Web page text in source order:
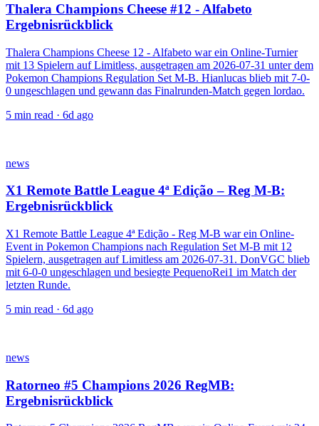
Thalera Champions Cheese #12 - Alfabeto
Ergebnisrückblick
Thalera Champions Cheese 12 - Alfabeto war ein Online-Turnier
mit 13 Spielern auf Limitless, ausgetragen am 2026-07-31 unter dem
Pokemon Champions Regulation Set M-B. Hianlucas blieb mit 7-0-
0 ungeschlagen und gewann das Finalrunden-Match gegen lordao.
5 min read · 6d ago
news
X1 Remote Battle League 4ª Edição – Reg M-B:
Ergebnisrückblick
X1 Remote Battle League 4ª Edição - Reg M-B war ein Online-
Event in Pokemon Champions nach Regulation Set M-B mit 12
Spielern, ausgetragen auf Limitless am 2026-07-31. DonVGC blieb
mit 6-0-0 ungeschlagen und besiegte PequenoRei1 im Match der
letzten Runde.
5 min read · 6d ago
news
Ratorneo #5 Champions 2026 RegMB:
Ergebnisrückblick